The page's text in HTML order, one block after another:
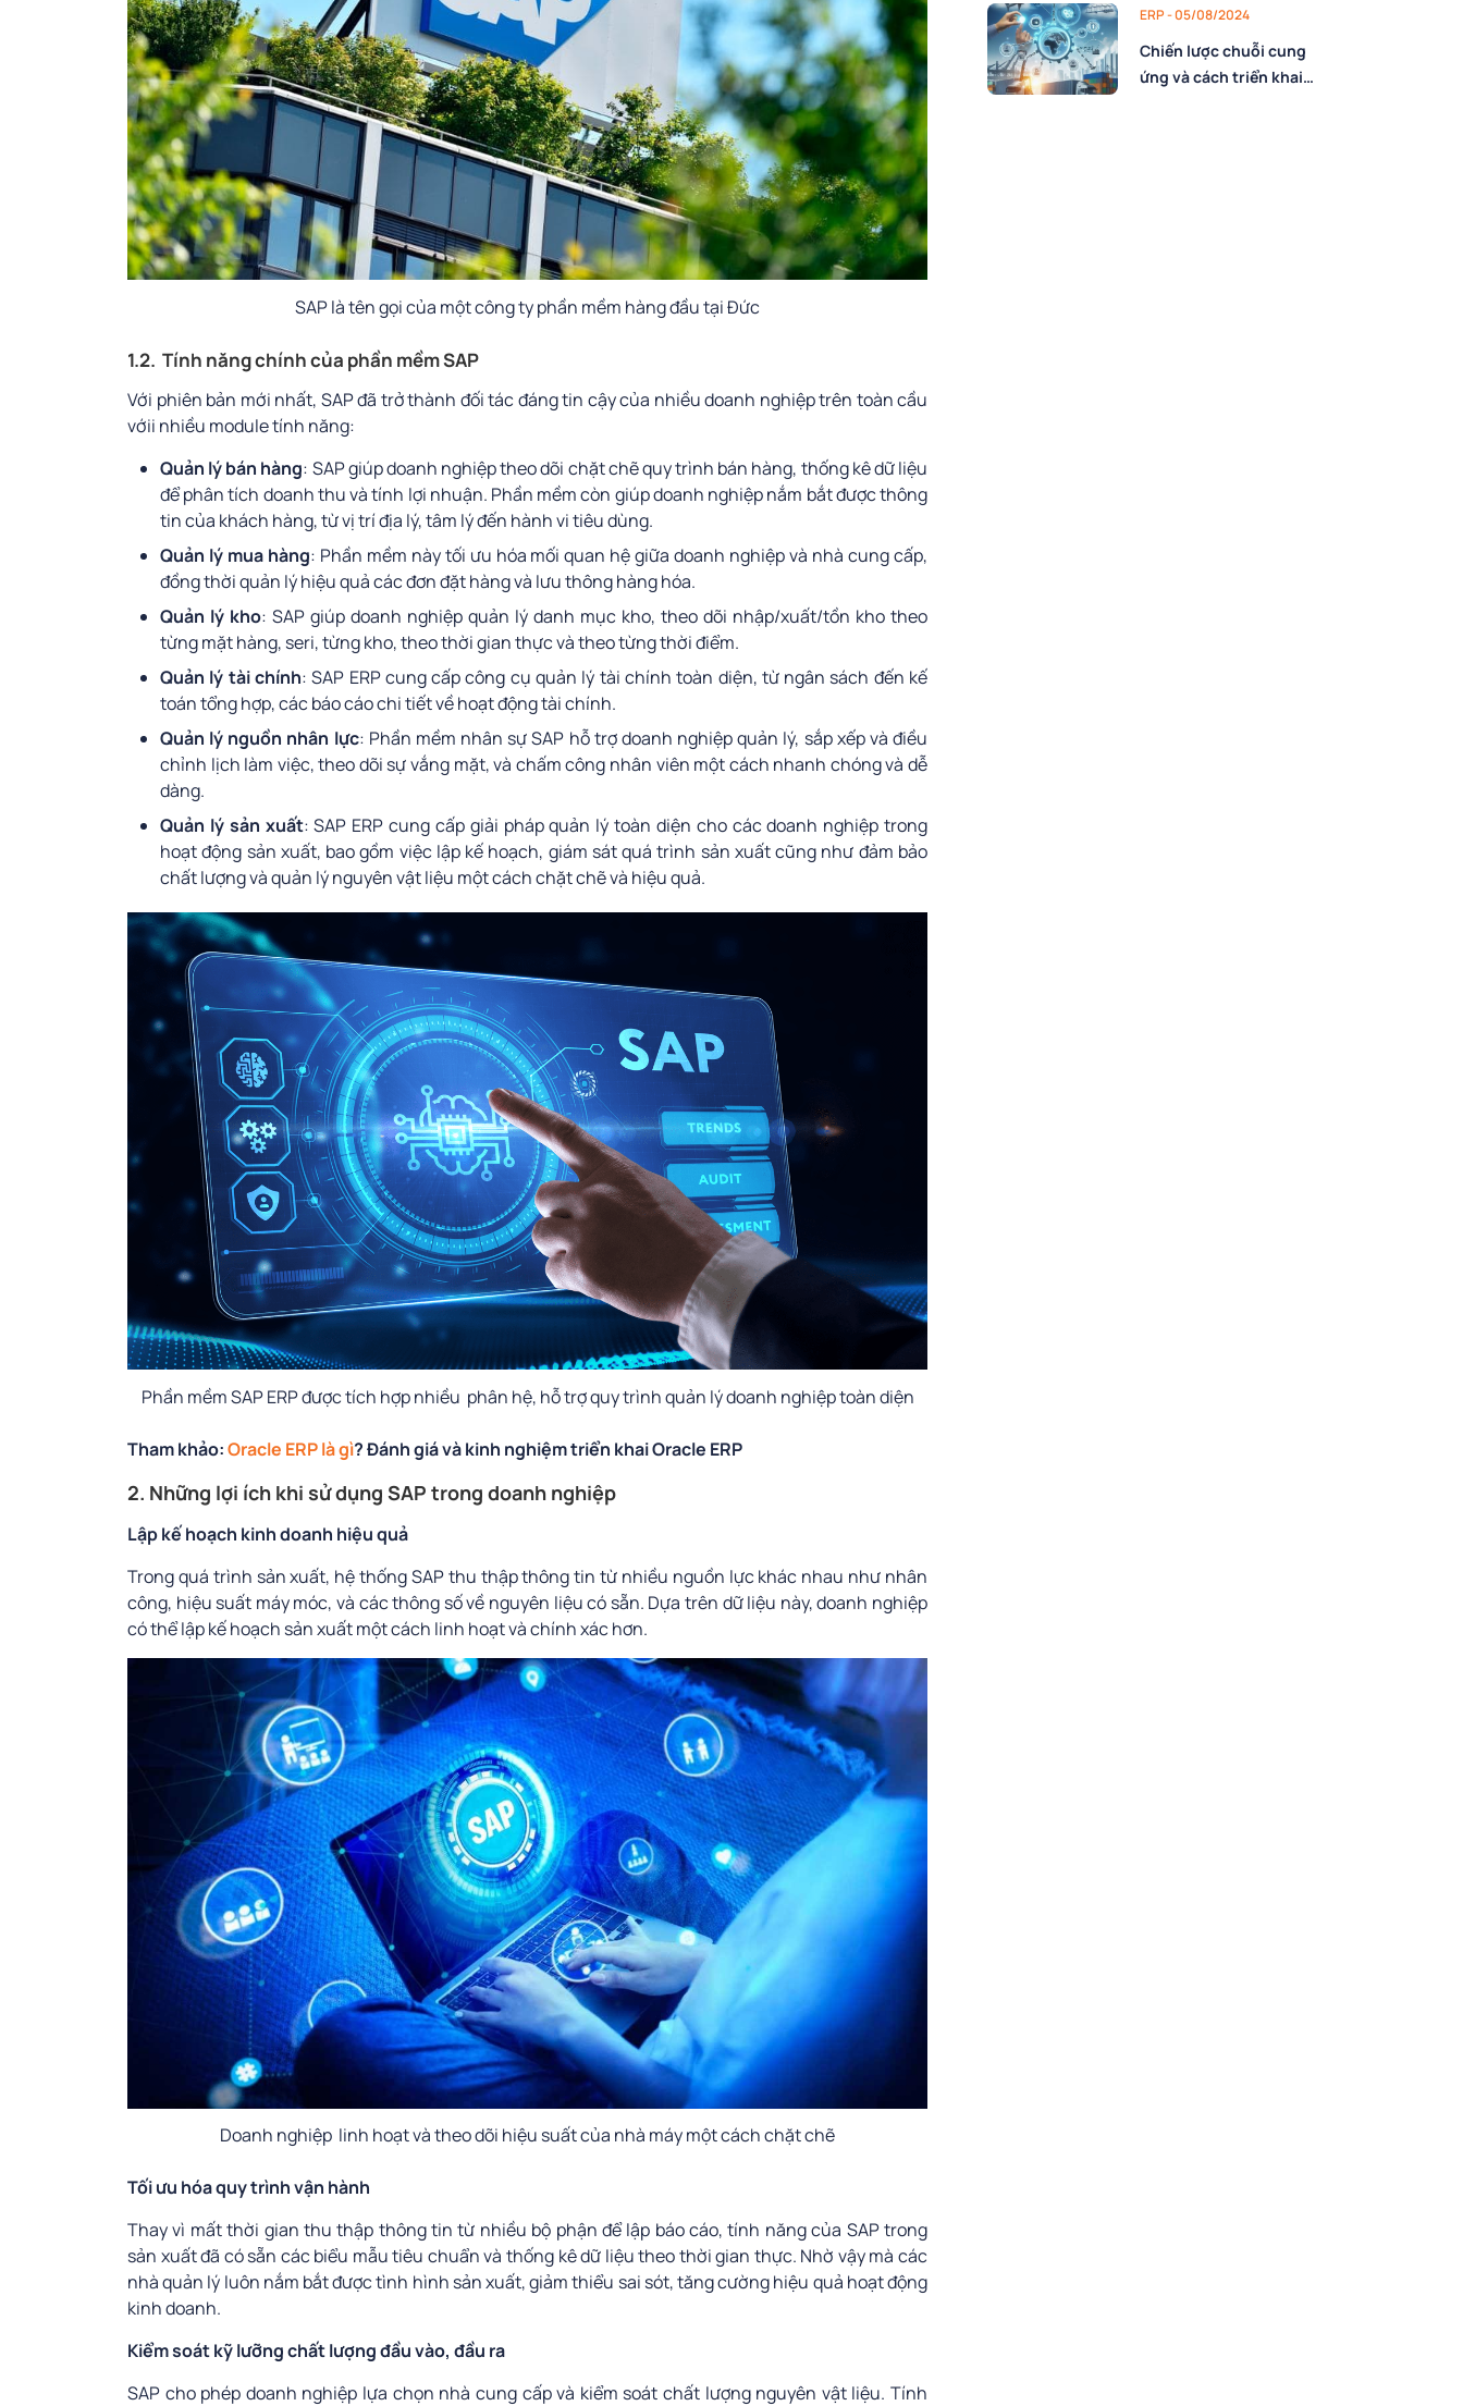
SAP là tên gọi của một công ty phần mềm hàng đầu tại Đức
1.2. Tính năng chính của phần mềm SAP
Với phiên bản mới nhất, SAP đã trở thành đối tác đáng tin cậy của nhiều doanh nghiệp trên toàn cầu
vớii nhiều module tính năng:
Quản lý bán hàng: SAP giúp doanh nghiệp theo dõi chặt chẽ quy trình bán hàng, thống kê dữ liệu
để phân tích doanh thu và tính lợi nhuận. Phần mềm còn giúp doanh nghiệp nắm bắt được thông
tin của khách hàng, từ vị trí địa lý, tâm lý đến hành vi tiêu dùng.
Quản lý mua hàng: Phần mềm này tối ưu hóa mối quan hệ giữa doanh nghiệp và nhà cung cấp,
đồng thời quản lý hiệu quả các đơn đặt hàng và lưu thông hàng hóa.
Quản lý kho: SAP giúp doanh nghiệp quản lý danh mục kho, theo dõi nhập/xuất/tồn kho theo
từng mặt hàng, seri, từng kho, theo thời gian thực và theo từng thời điểm.
Quản lý tài chính: SAP ERP cung cấp công cụ quản lý tài chính toàn diện, từ ngân sách đến kế
toán tổng hợp, các báo cáo chi tiết về hoạt động tài chính.
Quản lý nguồn nhân lực: Phần mềm nhân sự SAP hỗ trợ doanh nghiệp quản lý, sắp xếp và điều
chỉnh lịch làm việc, theo dõi sự vắng mặt, và chấm công nhân viên một cách nhanh chóng và dễ
dàng.
Quản lý sản xuất: SAP ERP cung cấp giải pháp quản lý toàn diện cho các doanh nghiệp trong
hoạt động sản xuất, bao gồm việc lập kế hoạch, giám sát quá trình sản xuất cũng như đảm bảo
chất lượng và quản lý nguyên vật liệu một cách chặt chẽ và hiệu quả.
Phần mềm SAP ERP được tích hợp nhiều phân hệ, hỗ trợ quy trình quản lý doanh nghiệp toàn diện
Tham khảo:Oracle ERP là gì? Đánh giá và kinh nghiệm triển khai Oracle ERP
2. Những lợi ích khi sử dụng SAP trong doanh nghiệp
Lập kế hoạch kinh doanh hiệu quả
Trong quá trình sản xuất, hệ thống SAPthu thập thông tin từ nhiều nguồn lực khác nhau như nhân
công, hiệu suất máy móc, và các thông số về nguyên liệu có sẵn. Dựa trên dữ liệu này, doanh nghiệp
có thể lập kế hoạch sản xuất một cách linh hoạt và chính xác hơn.
Doanh nghiệp linh hoạt và theo dõi hiệu suất của nhà máy một cách chặt chẽ
Tối ưu hóa quy trình vận hành
Thay vì mất thời gian thu thập thông tin từ nhiều bộ phận để lập báo cáo, tính năng của SAP trong
sản xuất đã có sẵn các biểu mẫu tiêu chuẩn và thống kê dữ liệu theo thời gian thực. Nhờ vậy mà các
nhà quản lý luôn nắm bắt được tình hình sản xuất, giảm thiểu sai sót, tăng cường hiệu quả hoạt động
kinh doanh.
Kiểm soát kỹ lưỡng chất lượng đầu vào, đầu ra
SAP cho phép doanh nghiệp lựa chọn nhà cung cấp và kiểm soát chất lượng nguyên vật liệu. Tính
ERP - 05/08/2024
Chiến lược chuỗi cung
ứng và cách triển khai